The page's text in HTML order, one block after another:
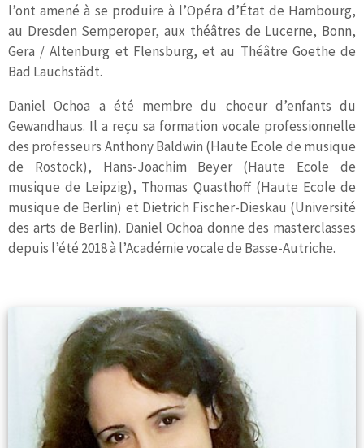
l’ont amené à se produire à l’Opéra d’État de Hambourg,
au Dresden Semperoper, aux théâtres de Lucerne, Bonn,
Gera / Altenburg et Flensburg, et au Théâtre Goethe de
Bad Lauchstädt.
Daniel Ochoa a été membre du choeur d’enfants du
Gewandhaus. Il a reçu sa formation vocale professionnelle
des professeurs Anthony Baldwin (Haute Ecole de musique
de Rostock), Hans-Joachim Beyer (Haute Ecole de
musique de Leipzig), Thomas Quasthoff (Haute Ecole de
musique de Berlin) et Dietrich Fischer-Dieskau (Université
des arts de Berlin). Daniel Ochoa donne des masterclasses
depuis l’été 2018 à l’Académie vocale de Basse-Autriche.